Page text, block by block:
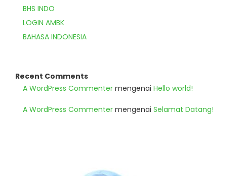
BHS INDO
LOGIN AMBK
BAHASA INDONESIA
Recent Comments
A WordPress Commenter mengenai Hello world!
A WordPress Commenter mengenai Selamat Datang!